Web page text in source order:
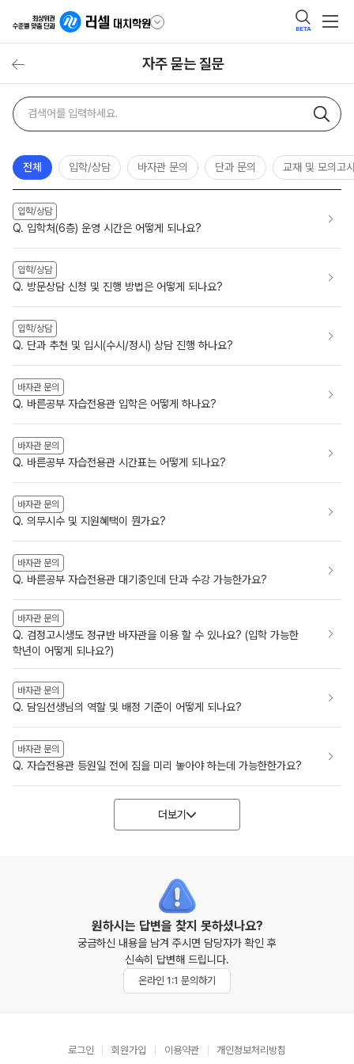
BETA
자주 묻는 질문
자주
묻는
검색
검색어
전체 입학/상담 바자관 문의 단과 문의 교재 및 모의고
입학/상담
Q. 입학처(6층) 운영 시간은 어떻게 되나요?
입학/상담
Q. 방문상담 신청 및 진행 방법은 어떻게 되나요?
입학/상담
Q. 단과 추천 및 입시(수시/정시) 상담 진행 하나요?
바자관 문의
Q. 바른공부 자습전용관 입학은 어떻게 하나요?
바자관 문의
Q. 바른공부 자습전용관 시간표는 어떻게 되나요?
바자관 문의
Q. 의무시수 및 지원혜택이 뭔가요?
바자관 문의
Q. 바른공부 자습전용관 대기중인데 단과 수강 가능한가요?
바자관 문의
Q. 검정고시생도 정규반 바자관을 이용 할 수 있나요? (입학 가능한
학년이 어떻게 되나요?)
바자관 문의
Q. 담임선생님의 역할 및 배정 기준이 어떻게 되나요?
바자관 문의
Q. 자습전용관 등원일 전에 짐을 미리 놓아야 하는데 가능한한가요?
더보기
원하시는 답변을 찾지 못하셨나요?
궁금하신 내용을 남겨 주시면 담당자가 확인 후
신속히 답변해 드립니다.
온라인 1:1 문의하기
로그인 회원가입 이용약관 개인정보처리방침